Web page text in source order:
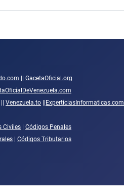
GacetaOficial.org
Venezuela.to
ExperticiasInformaticas.com
Civiles
Códigos Penales
Códigos Tributarios